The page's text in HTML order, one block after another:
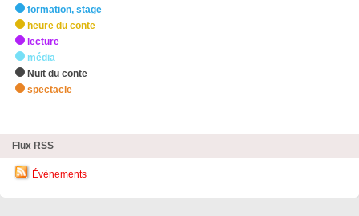
formation, stage
heure du conte
lecture
média
Nuit du conte
spectacle
Flux RSS
Évènements